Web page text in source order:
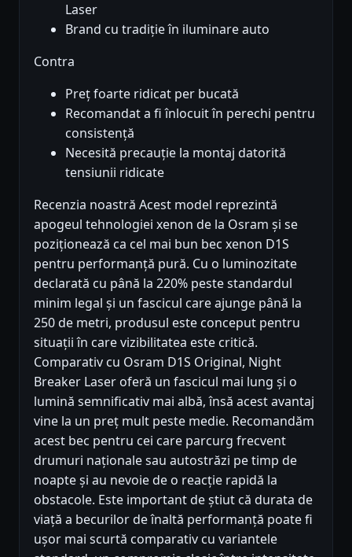
Laser
Brand cu tradiție în iluminare auto
Contra
Preț foarte ridicat per bucată
Recomandat a fi înlocuit în perechi pentru
consistență
Necesită precauție la montaj datorită
tensiunii ridicate
Recenzia noastră Acest model reprezintă
apogeul tehnologiei xenon de la Osram și se
poziționează ca cel mai bun bec xenon D1S
pentru performanță pură. Cu o luminozitate
declarată cu până la 220% peste standardul
minim legal și un fascicul care ajunge până la
250 de metri, produsul este conceput pentru
situații în care vizibilitatea este critică.
Comparativ cu Osram D1S Original, Night
Breaker Laser oferă un fascicul mai lung și o
lumină semnificativ mai albă, însă acest avantaj
vine la un preț mult peste medie. Recomandăm
acest bec pentru cei care parcurg frecvent
drumuri naționale sau autostrăzi pe timp de
noapte și au nevoie de o reacție rapidă la
obstacole. Este important de știut că durata de
viață a becurilor de înaltă performanță poate fi
ușor mai scurtă comparativ cu variantele